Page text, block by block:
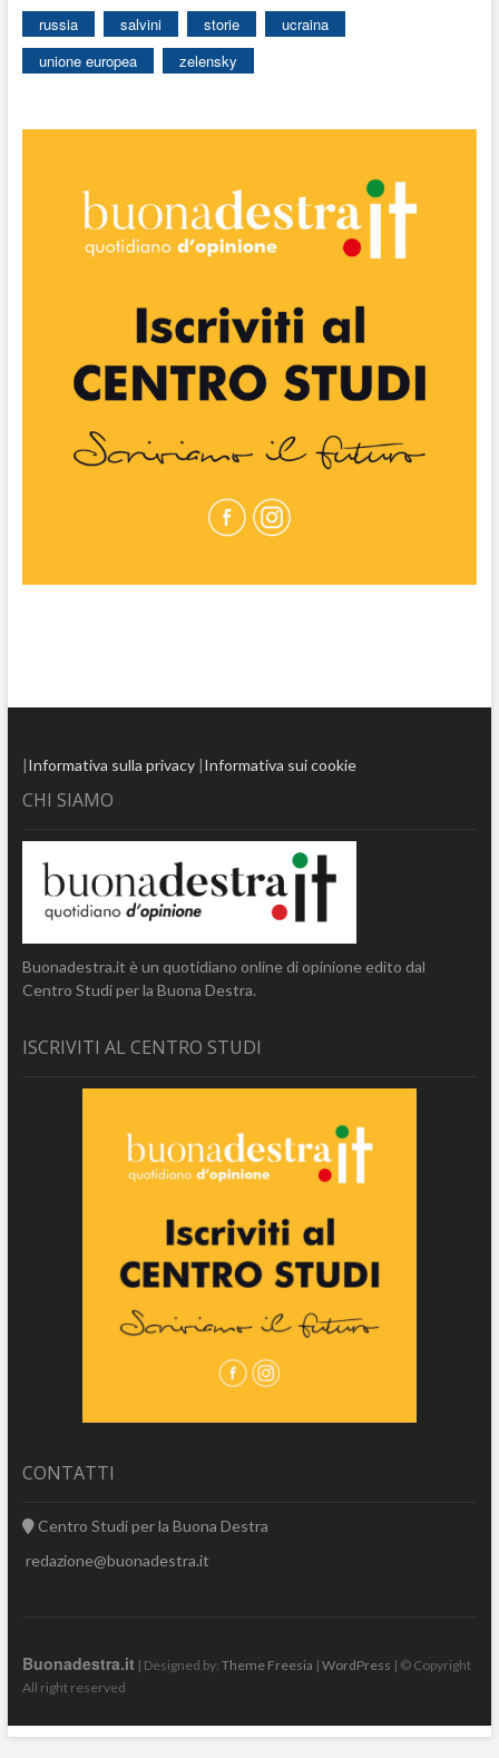
russia
salvini storie
ucraina
unione europea
zelensky
|Informativa sulla privacy|Informativa sui cookie
CHI SIAMO
Buonadestra.it è un quotidiano online di opinione edito dal
Centro Studi per la Buona Destra.
ISCRIVITI AL CENTRO STUDI
CONTATTI
Centro Studi per la Buona Destra
redazione@buonadestra.it
Buonadestra.it | Designed by: Theme Freesia | WordPress | © Copyright
All right reserved